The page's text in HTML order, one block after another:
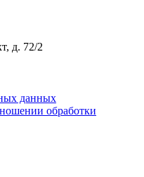
д. 72/2
данных
обработки